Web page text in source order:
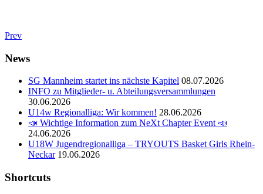
Prev
News
SG Mannheim startet ins nächste Kapitel 08.07.2026
INFO zu Mitglieder- u. Abteilungsversammlungen
30.06.2026
U14w Regionalliga: Wir kommen! 28.06.2026
📣 Wichtige Information zum NeXt Chapter Event 📣
24.06.2026
U18W Jugendregionalliga – TRYOUTS Basket Girls Rhein-
Neckar 19.06.2026
Shortcuts